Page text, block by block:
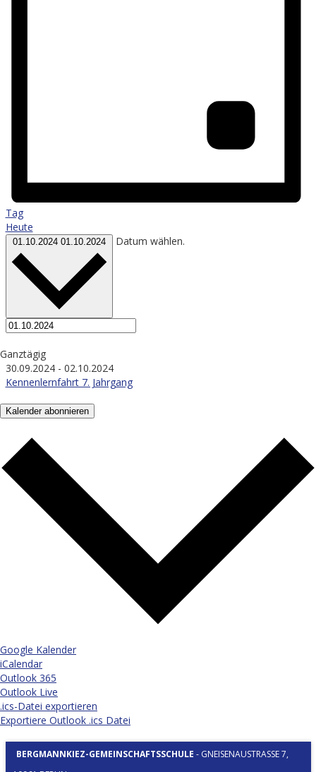
Tag
Heute
01.10.2024 01.10.2024 Datum wählen.
Ganztägig
30.09.2024- 02.10.2024
Kennenlernfahrt 7. Jahrgang
Kalender abonnieren
Google Kalender
iCalendar
Outlook 365
Outlook Live
.ics-Datei exportieren
Exportiere Outlook .ics Datei
BERGMANNKIEZ-GEMEINSCHAFTSSCHULE - GNEISENAUSTRASSE 7, 1